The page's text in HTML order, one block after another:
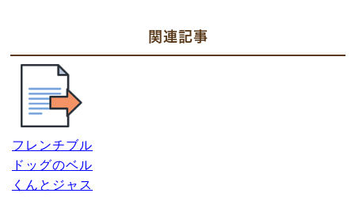
関連記事
フレンチブル
ドッグのベル
くんとジャス